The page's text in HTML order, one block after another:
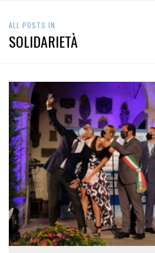
ALL POSTS IN
SOLIDARIETÀ